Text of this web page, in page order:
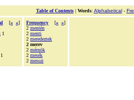
Table of Contents| Words: Alphabetical-
[« »]
1
1
Frequency [« »]
2 mentén
2 menti
2 meredeztek
2 merev
2 mérnök
2 mesék
2 messzi